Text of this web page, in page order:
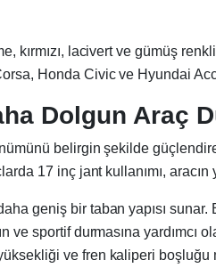
kırmızı, lacivert ve gümüş
Honda Civic ve Hyundai
Dolgun Araç
belirgin şekilde
17 inç jant kullanımı,
geniş bir taban yapısı
ve sportif durmasına
ve fren kaliperi boşluğu